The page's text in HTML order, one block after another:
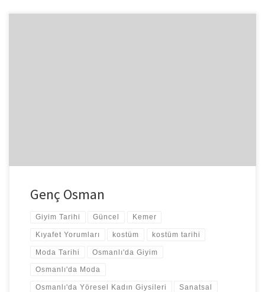
Genç Osman
Giyim Tarihi Güncel Kemer
Kıyafet Yorumları kostüm kostüm tarihi
Moda Tarihi Osmanlı'da Giyim
Osmanlı'da Moda
Osmanlı'da Yöresel Kadın Giysileri Sanatsal